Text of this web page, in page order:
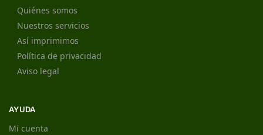
Quiénes somos
Nuestros servicios
Así imprimimos
Política de privacidad
Aviso legal
AYUDA
Mi cuenta